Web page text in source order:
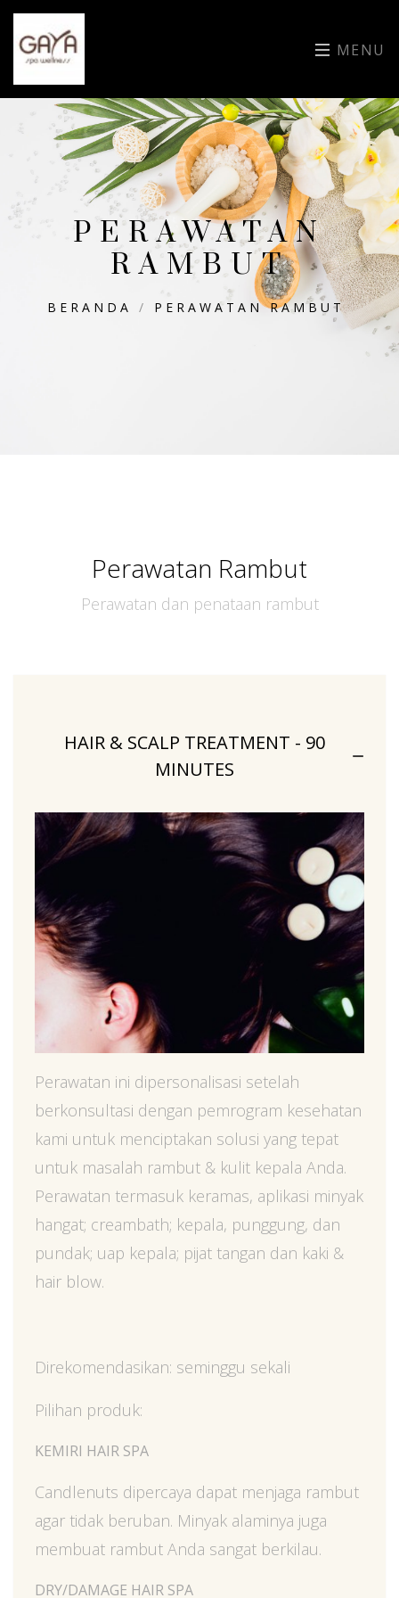
MENU
PERAWATAN
RAMBUT
BERANDA / PERAWATAN RAMBUT
Perawatan Rambut
Perawatan dan penataan rambut
HAIR & SCALP TREATMENT - 90
MINUTES
Perawatan ini dipersonalisasi setelah
berkonsultasi dengan pemrogram kesehatan
kami untuk menciptakan solusi yang tepat
untuk masalah rambut & kulit kepala Anda.
Perawatan termasuk keramas, aplikasi minyak
hangat; creambath; kepala, punggung, dan
pundak; uap kepala; pijat tangan dan kaki &
hair blow.
Direkomendasikan: seminggu sekali
Pilihan produk:
KEMIRI HAIR SPA
Candlenuts dipercaya dapat menjaga rambut
agar tidak beruban. Minyak alaminya juga
membuat rambut Anda sangat berkilau.
DRY/DAMAGE HAIR SPA